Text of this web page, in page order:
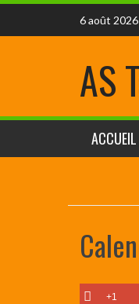
6 août 2026
AS
ACCUEIL
+1